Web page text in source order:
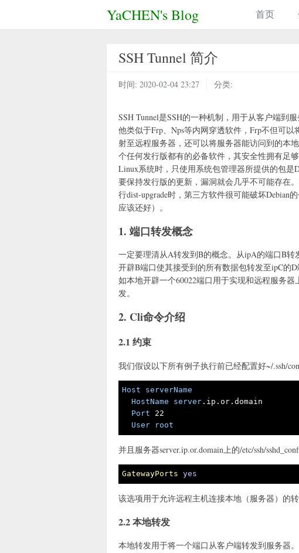
YaCHEN's Blog 首页
SSH Tunnel 简介
时间: 2020-02-04 23:27 分类:
SSH Tunnel是SSH的一种机制，用于从客户端到
他类似于Frp、Nps等内网穿透软件，Frp不但可
射至远程服务器，还可以将服务器能访问到的本
个任何发行版都有的必备软件，其安全性拥有足
Linux系统时，只使用系统包管理器所提供的包是
要保持发行版的更新，漏洞就会几乎不可能存在
行dist-upgrade时，第三方软件很可能破坏Debian
应该还好）。
1. 端口转发概念
一定要理清从A转发到B的概念。从ipA的端口B
开辟B端口使其接受到的所有数据包转发至ipC的
如本地开辟一个60022端口用于实现和远程服务
发。
2. Cli命令介绍
2.1 约束
我们假设以下所有例子执行前已经配置好~/.ssh/
Host
serverName
HostName
server .ip .or .domain
Port 22
User
root
并且服务器server.ip.or.domain上的/etc/ssh/
GatewayPorts yes
该选项用于允许远程主机连接本地（服务器）的转
2.2 本地转发
本地转发用于将一个端口从客户端转发到服务器。